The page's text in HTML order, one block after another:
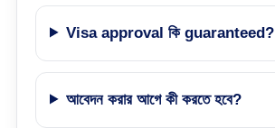
Visa approval কি guaranteed?
আবেদন করার আগে কী করতে হবে?